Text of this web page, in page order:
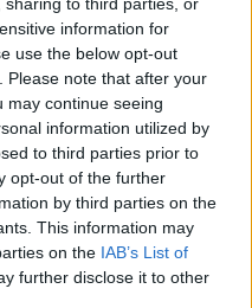
information for
use the below opt-out
Please note that after your
may continue seeing
information utilized by
to third parties prior to
opt-out of the further
by third parties on the
This information may
on the IAB’s List of
further disclose it to other
attraverso IO Smpl, il
iniziative benefiche
ha sostenuto cause
Baffo per la Ricerca,
Tracce,
sulle
un progetto nato
le storie di
Simpol. continuerà
con nuove iniziative
nel bilancio di